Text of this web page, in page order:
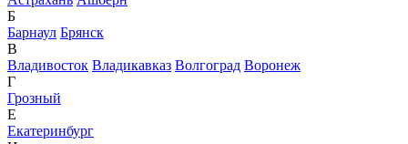
Б
Барнаул Брянск
В
Владивосток Владикавказ Волгоград Воронеж
Г
Грозный
Е
Екатеринбург